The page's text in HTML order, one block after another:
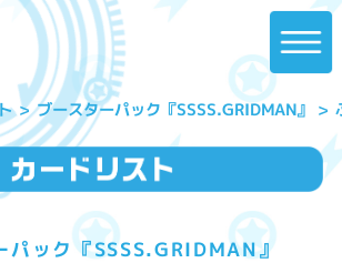
ブースターパック『SSSS.GRIDMAN』
パック『SSSS.GRIDMAN』